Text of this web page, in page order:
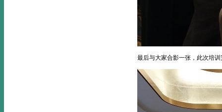
最后与大家合影一张，此次培训